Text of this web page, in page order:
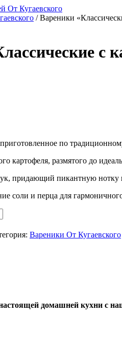
/ Вареники
с
приготовленное по
картофеля, размятого до
придающий пикантную
соли и перца для
Вареники От Кугаевского
домашней кухни с